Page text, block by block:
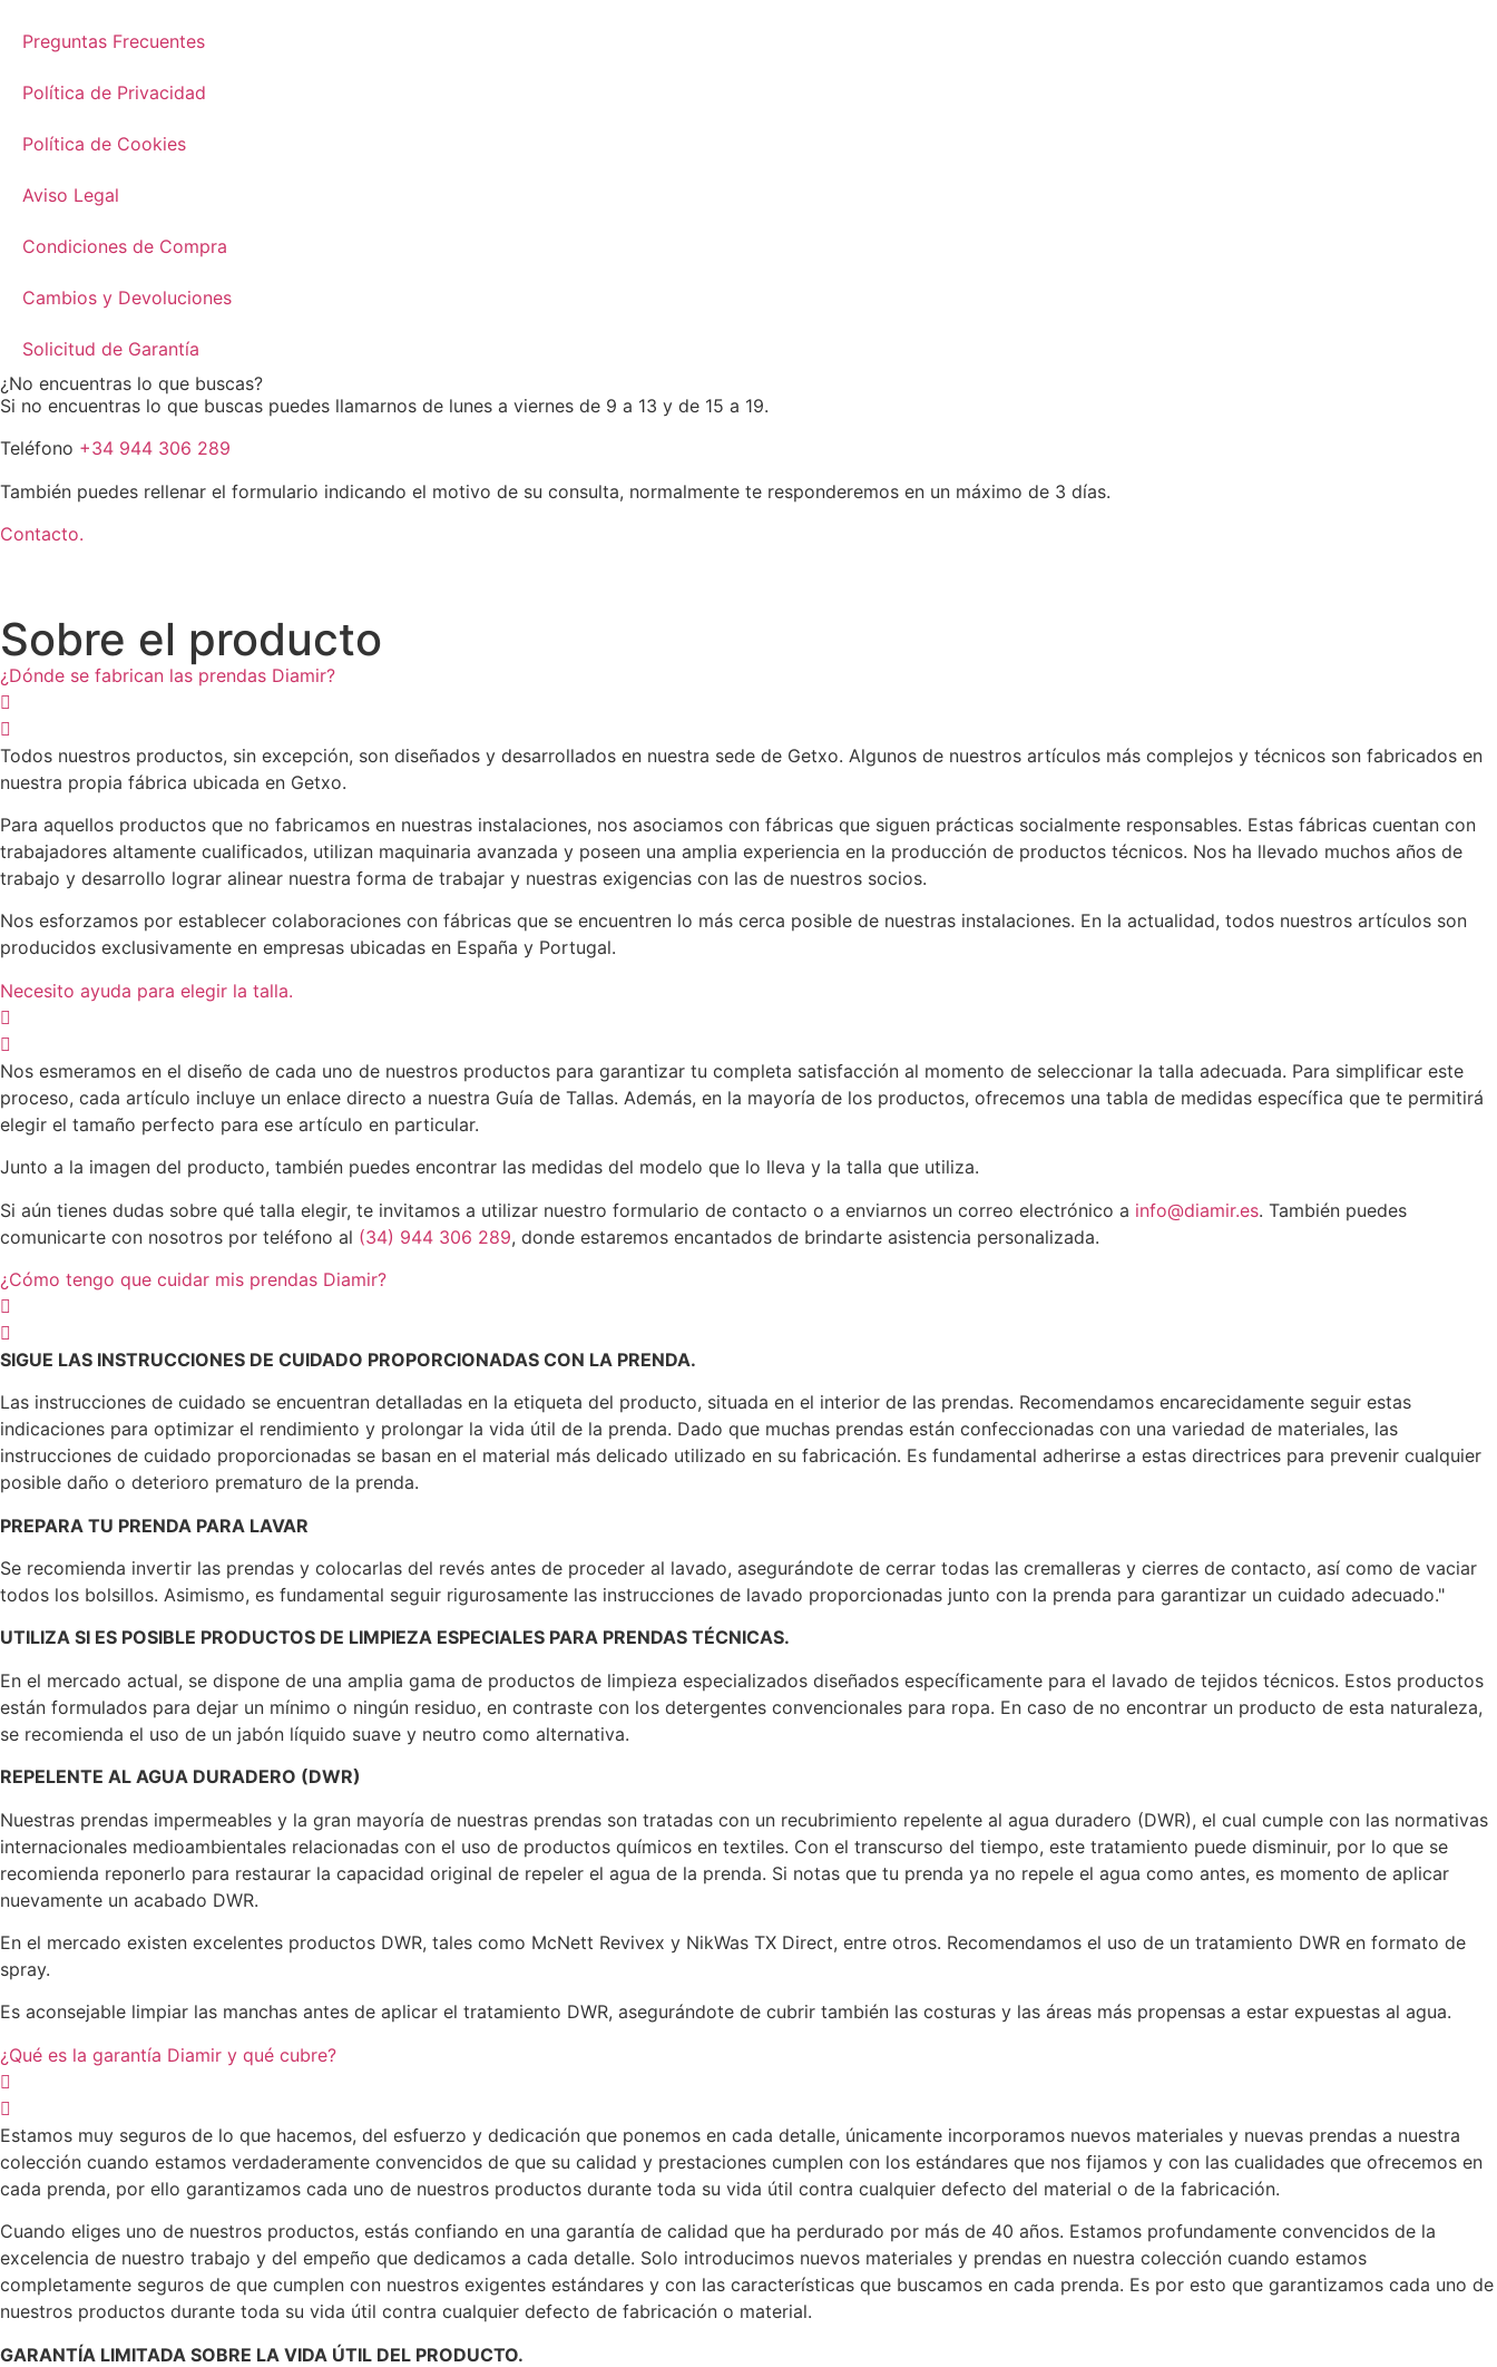
Preguntas Frecuentes
Política de Privacidad
Política de Cookies
Aviso Legal
Condiciones de Compra
Cambios y Devoluciones
Solicitud de Garantía
¿No encuentras lo que buscas?
Si no encuentras lo que buscas puedes llamarnos de lunes a viernes de 9 a 13 y de 15 a 19.
Teléfono +34 944 306 289
También puedes rellenar el formulario indicando el motivo de su consulta, normalmente te responderemos en un máximo de 3 días.
Contacto.
Sobre el producto
¿Dónde se fabrican las prendas Diamir?
Todos nuestros productos, sin excepción, son diseñados y desarrollados en nuestra sede de Getxo. Algunos de nuestros artículos más complejos y técnicos son fabricados en
nuestra propia fábrica ubicada en Getxo.
Para aquellos productos que no fabricamos en nuestras instalaciones, nos asociamos con fábricas que siguen prácticas socialmente responsables. Estas fábricas cuentan con
trabajadores altamente cualificados, utilizan maquinaria avanzada y poseen una amplia experiencia en la producción de productos técnicos. Nos ha llevado muchos años de
trabajo y desarrollo lograr alinear nuestra forma de trabajar y nuestras exigencias con las de nuestros socios.
Nos esforzamos por establecer colaboraciones con fábricas que se encuentren lo más cerca posible de nuestras instalaciones. En la actualidad, todos nuestros artículos son
producidos exclusivamente en empresas ubicadas en España y Portugal.
Necesito ayuda para elegir la talla.
Nos esmeramos en el diseño de cada uno de nuestros productos para garantizar tu completa satisfacción al momento de seleccionar la talla adecuada. Para simplificar este
proceso, cada artículo incluye un enlace directo a nuestra Guía de Tallas. Además, en la mayoría de los productos, ofrecemos una tabla de medidas específica que te permitirá
elegir el tamaño perfecto para ese artículo en particular.
Junto a la imagen del producto, también puedes encontrar las medidas del modelo que lo lleva y la talla que utiliza.
Si aún tienes dudas sobre qué talla elegir, te invitamos a utilizar nuestro formulario de contacto o a enviarnos un correo electrónico a info@diamir.es. También puedes
comunicarte con nosotros por teléfono al (34) 944 306 289, donde estaremos encantados de brindarte asistencia personalizada.
¿Cómo tengo que cuidar mis prendas Diamir?
SIGUE LAS INSTRUCCIONES DE CUIDADO PROPORCIONADAS CON LA PRENDA.
Las instrucciones de cuidado se encuentran detalladas en la etiqueta del producto, situada en el interior de las prendas. Recomendamos encarecidamente seguir estas
indicaciones para optimizar el rendimiento y prolongar la vida útil de la prenda. Dado que muchas prendas están confeccionadas con una variedad de materiales, las
instrucciones de cuidado proporcionadas se basan en el material más delicado utilizado en su fabricación. Es fundamental adherirse a estas directrices para prevenir cualquier
posible daño o deterioro prematuro de la prenda.
PREPARA TU PRENDA PARA LAVAR
Se recomienda invertir las prendas y colocarlas del revés antes de proceder al lavado, asegurándote de cerrar todas las cremalleras y cierres de contacto, así como de vaciar
todos los bolsillos. Asimismo, es fundamental seguir rigurosamente las instrucciones de lavado proporcionadas junto con la prenda para garantizar un cuidado adecuado."
UTILIZA SI ES POSIBLE PRODUCTOS DE LIMPIEZA ESPECIALES PARA PRENDAS TÉCNICAS.
En el mercado actual, se dispone de una amplia gama de productos de limpieza especializados diseñados específicamente para el lavado de tejidos técnicos. Estos productos
están formulados para dejar un mínimo o ningún residuo, en contraste con los detergentes convencionales para ropa. En caso de no encontrar un producto de esta naturaleza,
se recomienda el uso de un jabón líquido suave y neutro como alternativa.
REPELENTE AL AGUA DURADERO (DWR)
Nuestras prendas impermeables y la gran mayoría de nuestras prendas son tratadas con un recubrimiento repelente al agua duradero (DWR), el cual cumple con las normativas
internacionales medioambientales relacionadas con el uso de productos químicos en textiles. Con el transcurso del tiempo, este tratamiento puede disminuir, por lo que se
recomienda reponerlo para restaurar la capacidad original de repeler el agua de la prenda. Si notas que tu prenda ya no repele el agua como antes, es momento de aplicar
nuevamente un acabado DWR.
En el mercado existen excelentes productos DWR, tales como McNett Revivex y NikWas TX Direct, entre otros. Recomendamos el uso de un tratamiento DWR en formato de
spray.
Es aconsejable limpiar las manchas antes de aplicar el tratamiento DWR, asegurándote de cubrir también las costuras y las áreas más propensas a estar expuestas al agua.
¿Qué es la garantía Diamir y qué cubre?
Estamos muy seguros de lo que hacemos, del esfuerzo y dedicación que ponemos en cada detalle, únicamente incorporamos nuevos materiales y nuevas prendas a nuestra
colección cuando estamos verdaderamente convencidos de que su calidad y prestaciones cumplen con los estándares que nos fijamos y con las cualidades que ofrecemos en
cada prenda, por ello garantizamos cada uno de nuestros productos durante toda su vida útil contra cualquier defecto del material o de la fabricación.
Cuando eliges uno de nuestros productos, estás confiando en una garantía de calidad que ha perdurado por más de 40 años. Estamos profundamente convencidos de la
excelencia de nuestro trabajo y del empeño que dedicamos a cada detalle. Solo introducimos nuevos materiales y prendas en nuestra colección cuando estamos
completamente seguros de que cumplen con nuestros exigentes estándares y con las características que buscamos en cada prenda. Es por esto que garantizamos cada uno de
nuestros productos durante toda su vida útil contra cualquier defecto de fabricación o material.
GARANTÍA LIMITADA SOBRE LA VIDA ÚTIL DEL PRODUCTO.